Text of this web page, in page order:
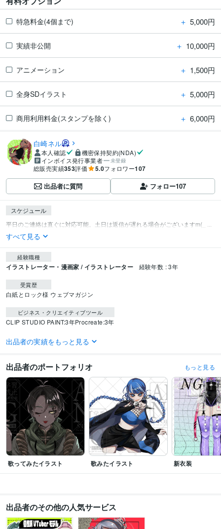
特急料金(4個まで) ＋ 5,000円
実績非公開 ＋ 10,000円
アニメーション ＋ 1,500円
全身SDイラスト ＋ 5,000円
商用利用料金(スタンプを除く) ＋ 6,000円
白崎ネル
本人確認
機密保持契約(NDA)
インボイス発行事業者
未登録
総販売実績353評価 5.0フォロワー107
出品者に質問 フォロー107
スケジュール
平日のご連絡は直ぐに対応可能。土日は返信が遅れる場合がございますm(_ ...
すべて見る
経験職種
イラストレーター・漫画家 / イラストレーター 経験年数 : 3年
受賞歴
白紙とロック様 ウェブマガジン
ビジネス・クリエイティブツール
CLIP STUDIO PAINT:3年Procreate:3年
得意分野
キャラデザ
ミニキャラ
イラスト作成・漫画制作 MVイラスト
イラスト MV ボカロ オリジナル曲 歌ってみた Vtuber
YouTube
niconico
語学力
英語 日常会話レベル
出品者の実績をもっと見る
出品者のポートフォリオ もっと見る
歌ってみたイラスト 歌みたイラスト 新衣装
出品者のその他の人気サービス